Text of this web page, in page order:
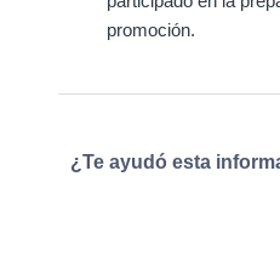
promoción.
¿Te ayudó esta